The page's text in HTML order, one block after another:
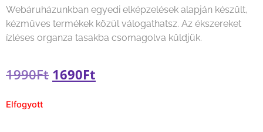
Webáruházunkban egyedi elképzelések alapján készült,
kézműves termékek közül válogathatsz. Az ékszereket
ízléses organza tasakba csomagolva küldjük.
1990Ft 1690Ft
Elfogyott